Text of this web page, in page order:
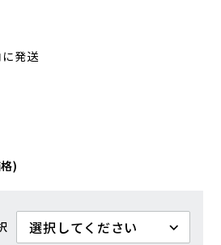
発送
)